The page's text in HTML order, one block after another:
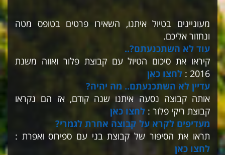
מעוניינים בטיול איתנו, השאירו פרטים בטופס מטה
ונחזור אליכם.
עוד לא השתכנעתם?..
קיראו את סיכום הטיול עם קבוצת פלור ואווה משנת
2016 :
לחצו כאן
עדיין לא השתכנעתם.. מה יהיה?
אותה קבוצה נסעה איתנו שנה קודם, אז הם נקראו
קבוצת ריקי פלור : לחצו כאן
מעדיפים לקרא על קבוצה אחרת לגמרי?
תראו את הסיפור של קבוצת בני עם ספירוס ואפרת :
לחצו כאן